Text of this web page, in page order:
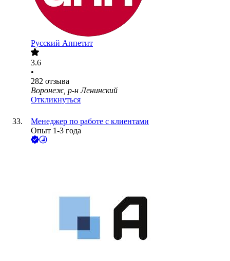
Русский Аппетит
3.6
•
282 отзыва
Воронеж, р-н Ленинский
Откликнуться
Менеджер по работе с клиентами
Опыт 1-3 года